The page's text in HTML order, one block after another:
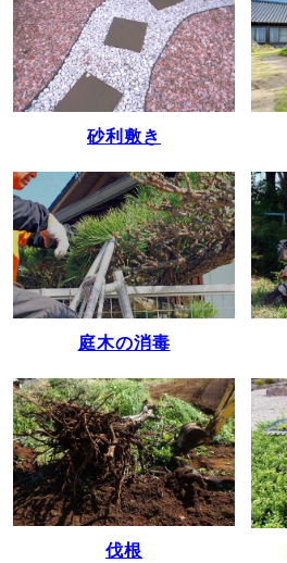
砂利敷き
庭木の消毒
伐根